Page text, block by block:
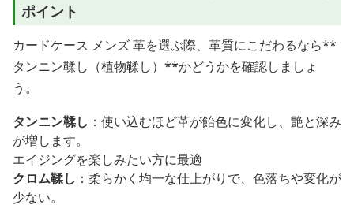
ポイント
カードケース メンズ 革を選ぶ際、革質にこだわるなら**
タンニン鞣し（植物鞣し）**かどうかを確認しましょ
う。
タンニン鞣し ：使い込むほど革が飴色に変化し、艶と深み
が増します。
エイジングを楽しみたい方に最適
クロム鞣し ：柔らかく均一な仕上がりで、色落ちや変化が
少ない。